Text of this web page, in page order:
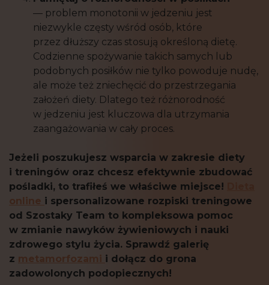
— problem monotonii w jedzeniu jest
niezwykle częsty wśród osób, które
przez dłuższy czas stosują określoną dietę.
Codzienne spożywanie takich samych lub
podobnych posiłków nie tylko powoduje nudę,
ale może też zniechęcić do przestrzegania
założeń diety. Dlatego też różnorodność
w jedzeniu jest kluczowa dla utrzymania
zaangażowania w cały proces.
Jeżeli poszukujesz wsparcia w zakresie diety
i treningów oraz chcesz efektywnie zbudować
pośladki, to trafiłeś we właściwe miejsce!
online i spersonalizowane rozpiski treningowe
od Szostaky Team to kompleksowa pomoc
w zmianie nawyków żywieniowych i nauki
zdrowego stylu życia. Sprawdź galerię
z metamorfozami i dołącz do grona
zadowolonych podopiecznych!